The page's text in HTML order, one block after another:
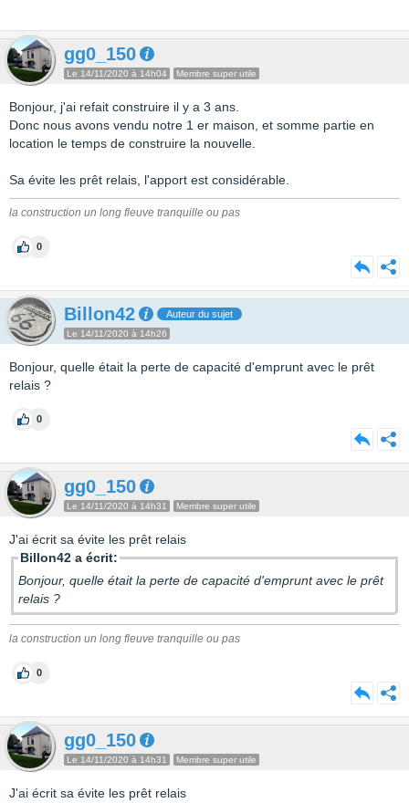
gg0_150
Le 14/11/2020 à 14h04 Membre super utile
Bonjour, j'ai refait construire il y a 3 ans.
Donc nous avons vendu notre 1 er maison, et somme partie en
location le temps de construire la nouvelle.
Sa évite les prêt relais, l'apport est considérable.
la construction un long fleuve tranquille ou pas
0
Billon42 Auteur du sujet
Le 14/11/2020 à 14h26
Bonjour, quelle était la perte de capacité d'emprunt avec le prêt
relais ?
0
gg0_150
Le 14/11/2020 à 14h31 Membre super utile
J'ai écrit sa évite les prêt relais
Billon42 a écrit:
Bonjour, quelle était la perte de capacité d'emprunt avec le prêt
relais ?
la construction un long fleuve tranquille ou pas
0
gg0_150
Le 14/11/2020 à 14h31 Membre super utile
J'ai écrit sa évite les prêt relais